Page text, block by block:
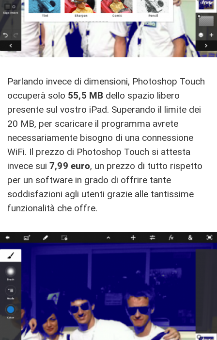
Parlando invece di dimensioni, Photoshop Touch
occuperà solo 55,5 MB dello spazio libero
presente sul vostro iPad. Superando il limite dei
20 MB, per scaricare il programma avrete
necessariamente bisogno di una connessione
WiFi. Il prezzo di Photoshop Touch si attesta
invece sui 7,99 euro, un prezzo di tutto rispetto
per un software in grado di offrire tante
soddisfazioni agli utenti grazie alle tantissime
funzionalità che offre.